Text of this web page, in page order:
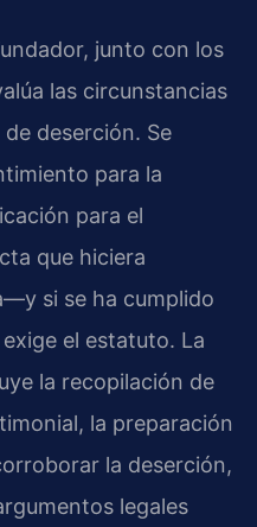
junto con los
las circunstancias
deserción. Se
para la
para el
que hiciera
si se ha cumplido
el estatuto. La
la recopilación de
la preparación
la deserción,
legales